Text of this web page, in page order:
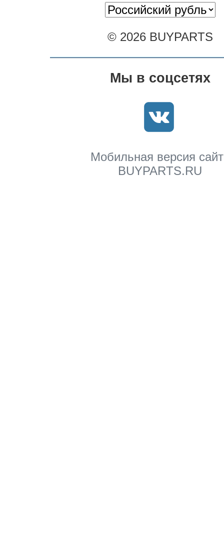
© 2026 BUYPARTS
Мы в соцсетях
Мобильная версия
BUYPARTS.RU